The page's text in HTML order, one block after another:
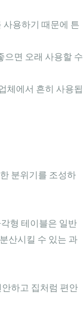
사용하기 때문에 튼
으면 오래 사용할 수
체에서 흔히 사용됩
분위기를 조성하
형 테이블은 일반
산시킬 수 있는 과
하고 집처럼 편안